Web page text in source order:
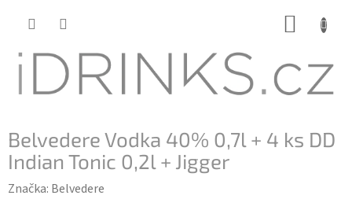
Belvedere Vodka 40% 0,7l + 4 ks DD
Indian Tonic 0,2l + Jigger
Značka: Belvedere